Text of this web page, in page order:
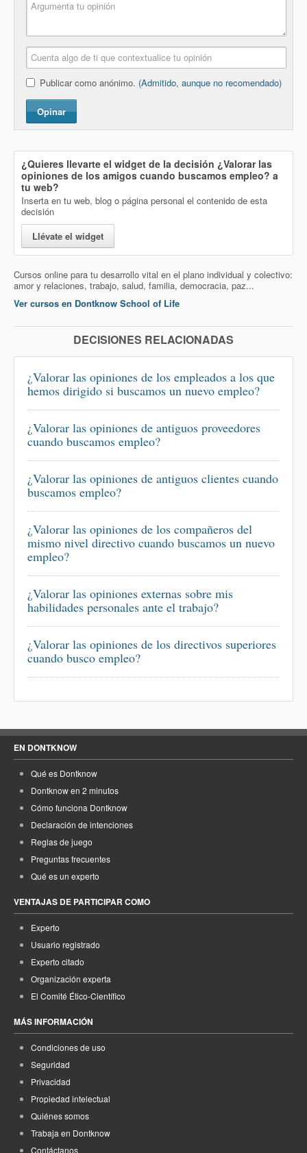
Publicar como anónimo. (Admitido, aunque no recomendado)
Opinar
¿Quieres llevarte el widget de la decisión ¿Valorar las
opiniones de los amigos cuando buscamos empleo? a
tu web?
Inserta en tu web, blog o página personal el contenido de esta
decisión
Llévate el widget
Cursos online para tu desarrollo vital en el plano individual y colectivo:
amor y relaciones, trabajo, salud, familia, democracia, paz...
Ver cursos en Dontknow School of Life
DECISIONES RELACIONADAS
¿Valorar las opiniones de los empleados a los que
hemos dirigido si buscamos un nuevo empleo?
¿Valorar las opiniones de antiguos proveedores
cuando buscamos empleo?
¿Valorar las opiniones de antiguos clientes cuando
buscamos empleo?
¿Valorar las opiniones de los compañeros del
mismo nivel directivo cuando buscamos un nuevo
empleo?
¿Valorar las opiniones externas sobre mis
habilidades personales ante el trabajo?
¿Valorar las opiniones de los directivos superiores
cuando busco empleo?
EN DONTKNOW
Qué es Dontknow
Dontknow en 2 minutos
Cómo funciona Dontknow
Declaración de intenciones
Reglas de juego
Preguntas frecuentes
Qué es un experto
VENTAJAS DE PARTICIPAR COMO
Experto
Usuario registrado
Experto citado
Organización experta
El Comité Ético-Científico
MÁS INFORMACIÓN
Condiciones de uso
Seguridad
Privacidad
Propiedad intelectual
Quiénes somos
Trabaja en Dontknow
Contáctanos